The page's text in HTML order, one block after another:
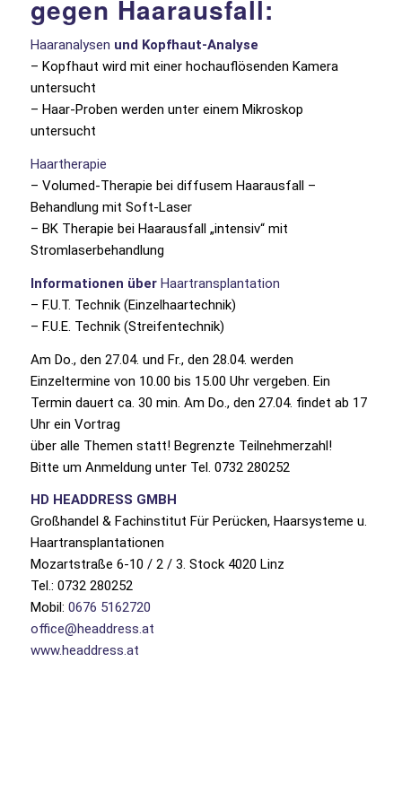
gegen Haarausfall:
Haaranalysen und Kopfhaut-Analyse
– Kopfhaut wird mit einer hochauflösenden Kamera
untersucht
– Haar-Proben werden unter einem Mikroskop
untersucht
Haartherapie
– Volumed-Therapie bei diffusem Haarausfall –
Behandlung mit Soft-Laser
– BK Therapie bei Haarausfall „intensiv“ mit
Stromlaserbehandlung
Informationen über Haartransplantation
– F.U.T. Technik (Einzelhaartechnik)
– F.U.E. Technik (Streifentechnik)
Am Do., den 27.04. und Fr., den 28.04. werden
Einzeltermine von 10.00 bis 15.00 Uhr vergeben. Ein
Termin dauert ca. 30 min. Am Do., den 27.04. findet ab 17
Uhr ein Vortrag
über alle Themen statt! Begrenzte Teilnehmerzahl!
Bitte um Anmeldung unter Tel. 0732 280252
HD HEADDRESS GMBH
Großhandel & Fachinstitut Für Perücken, Haarsysteme u.
Haartransplantationen
Mozartstraße 6-10 / 2 / 3. Stock 4020 Linz
Tel.: 0732 280252
Mobil: 0676 5162720
office@headdress.at
www.headdress.at